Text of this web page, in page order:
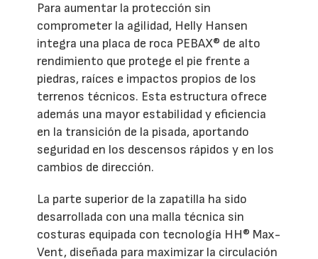
Para aumentar la protección sin
comprometer la agilidad, Helly Hansen
integra una placa de roca PEBAX® de alto
rendimiento que protege el pie frente a
piedras, raíces e impactos propios de los
terrenos técnicos. Esta estructura ofrece
además una mayor estabilidad y eficiencia
en la transición de la pisada, aportando
seguridad en los descensos rápidos y en los
cambios de dirección.
La parte superior de la zapatilla ha sido
desarrollada con una malla técnica sin
costuras equipada con tecnología HH® Max-
Vent, diseñada para maximizar la circulación